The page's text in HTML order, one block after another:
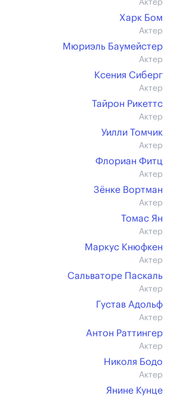
Актер
Харк Бом
Актер
Мюриэль Баумейстер
Актер
Ксения Сиберг
Актер
Тайрон Рикеттс
Актер
Уилли Томчик
Актер
Флориан Фитц
Актер
Зёнке Вортман
Актер
Томас Ян
Актер
Маркус Кнюфкен
Актер
Сальваторе Паскаль
Актер
Густав Адольф
Актер
Антон Раттингер
Актер
Николя Бодо
Актер
Янине Кунце